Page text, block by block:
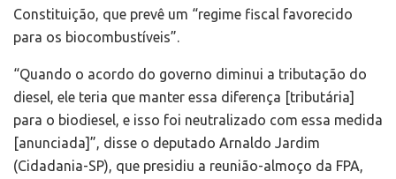
Constituição, que prevê um “regime fiscal favorecido
para os biocombustíveis”.
“Quando o acordo do governo diminui a tributação do
diesel, ele teria que manter essa diferença [tributária]
para o biodiesel, e isso foi neutralizado com essa medida
[anunciada]”, disse o deputado Arnaldo Jardim
(Cidadania-SP), que presidiu a reunião-almoço da FPA,